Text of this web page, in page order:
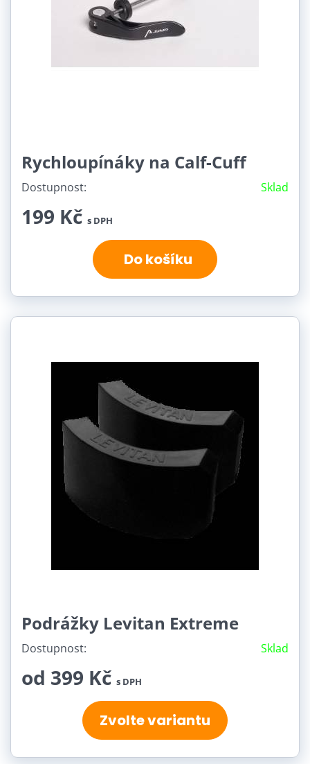
Rychloupínáky na Calf-Cuff
Dostupnost: Sklad
199 Kč s DPH
Do košíku
Podrážky Levitan Extreme
Dostupnost: Sklad
od 399 Kč s DPH
Zvolte variantu